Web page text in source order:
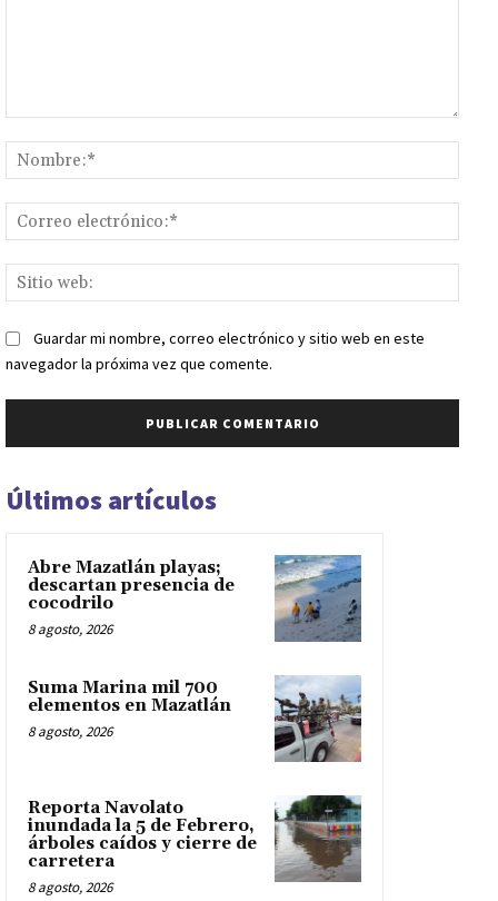
web:
Guardar mi nombre, correo electrónico y sitio web en este
navegador la próxima vez que comente.
Últimos artículos
Abre Mazatlán playas;
descartan presencia de
cocodrilo
8 agosto, 2026
Suma Marina mil 700
elementos en Mazatlán
8 agosto, 2026
Reporta Navolato
inundada la 5 de Febrero,
árboles caídos y cierre de
carretera
8 agosto, 2026